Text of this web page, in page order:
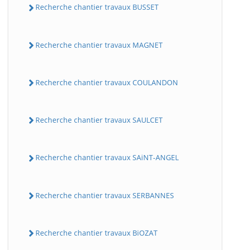
Recherche chantier travaux BUSSET
Recherche chantier travaux MAGNET
Recherche chantier travaux COULANDON
Recherche chantier travaux SAULCET
Recherche chantier travaux SAiNT-ANGEL
Recherche chantier travaux SERBANNES
Recherche chantier travaux BiOZAT